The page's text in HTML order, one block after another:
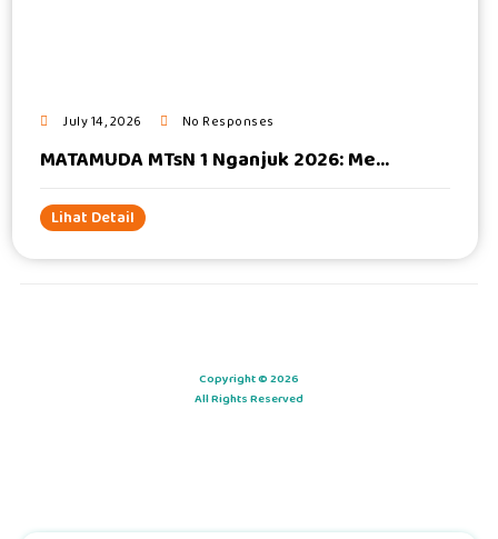
July 14, 2026 No Responses
MATAMUDA MTsN 1 Nganjuk 2026: Me...
Lihat Detail
Copyright © 2026
All Rights Reserved